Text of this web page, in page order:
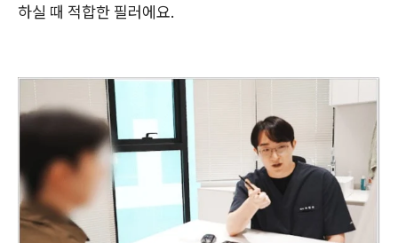
하실 때 적합한 필러에요.